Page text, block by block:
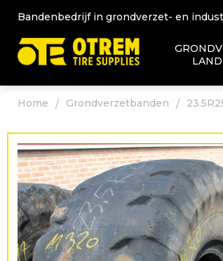
Bandenbedrijf in grondverzet- en
Home Grondverzetbanden